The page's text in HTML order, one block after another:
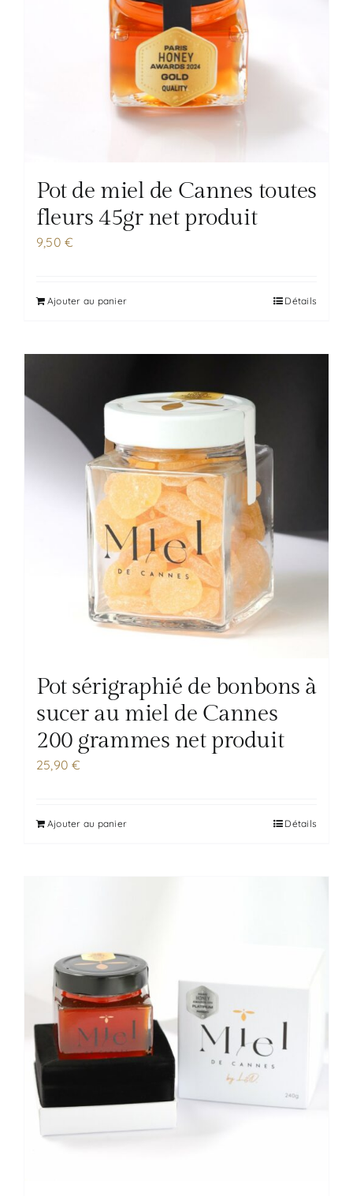
Pot de miel de Cannes toutes
fleurs 45gr net produit
9,50€
Ajouter au panier Détails
Pot sérigraphié de bonbons à
sucer au miel de Cannes
200 grammes net produit
25,90€
Ajouter au panier Détails